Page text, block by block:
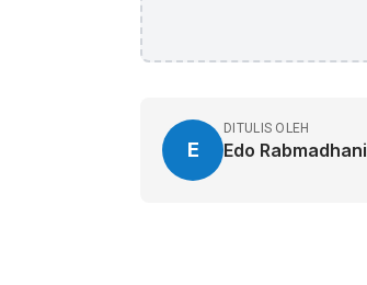
E
DITULIS OLEH
Edo Rabmadhani